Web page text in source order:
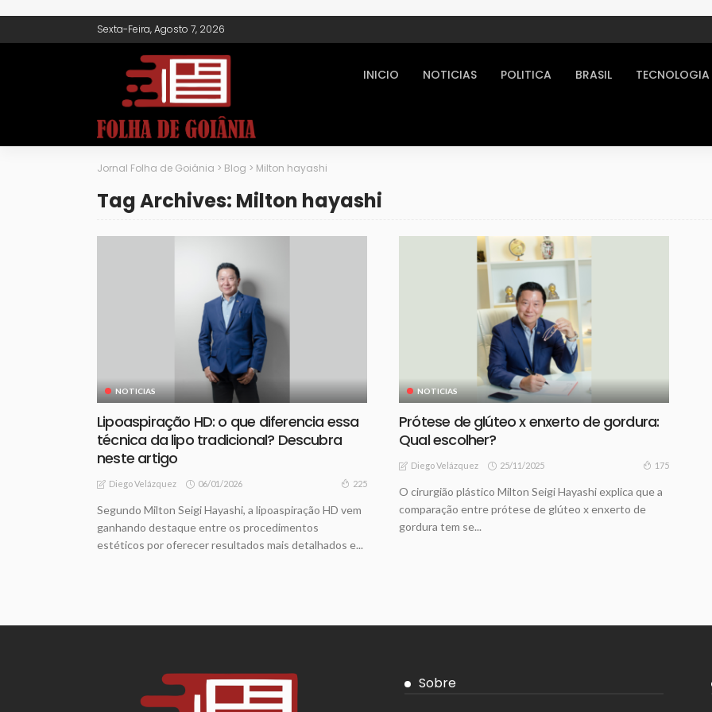
Sexta-Feira, Agosto 7, 2026
INICIO NOTICIAS POLITICA BRASIL TECNOLOGIA
Jornal Folha de Goiânia > Blog > Milton hayashi
Tag Archives: Milton hayashi
NOTICIAS
Lipoaspiração HD: o que diferencia essa
técnica da lipo tradicional? Descubra
neste artigo
Diego Velázquez 06/01/2026 225
Segundo Milton Seigi Hayashi, a lipoaspiração HD vem
ganhando destaque entre os procedimentos
estéticos por oferecer resultados mais detalhados e...
NOTICIAS
Prótese de glúteo x enxerto de gordura:
Qual escolher?
Diego Velázquez 25/11/2025 175
O cirurgião plástico Milton Seigi Hayashi explica que a
comparação entre prótese de glúteo x enxerto de
gordura tem se...
Sobre